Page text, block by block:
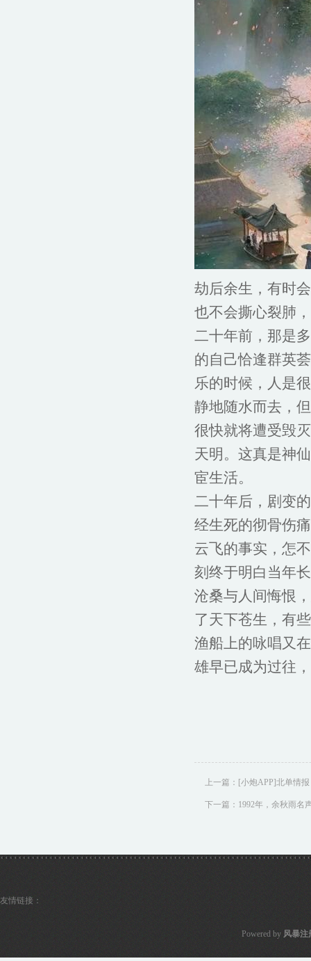
劫后余生，有时
也不会撕心裂肺
二十年前，那是
的自己恰逢群英
乐的时候，人是
静地随水而去，
很快就将遭受毁
天明。这真是神
宦生活。
二十年后，剧变
经生死的彻骨伤
云飞的事实，怎
刻终于明白当年
沧桑与人间悔恨
了天下苍生，有
渔船上的咏唱又
雄早已成为过往
上一篇： [小炮APP]北单情
下一篇： 1992年，余秋雨名
友情链接：
Powered by 风暴注